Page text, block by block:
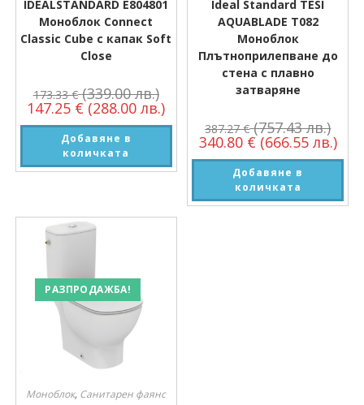
IDEALSTANDARD E804801
Моноблок Connect
Classic Cube с капак Soft
Close
173.33€ (339.00 лв.)
147.25 € (288.00 лв.)
Добавяне в
количката
Ideal Standard TESI
AQUABLADE T082
Моноблок
Плътноприлепване до
стена с плавно
затваряне
387.27€ (757.43 лв.)
340.80 € (666.55 лв.)
Добавяне в
количката
РАЗПРОДАЖБА!
Моноблок, Санитарен фаянс